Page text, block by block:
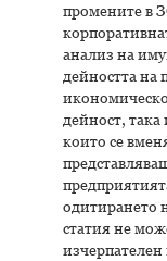
промените в
анализ на
дейността на
дейност,
които се
одитирането
статия не